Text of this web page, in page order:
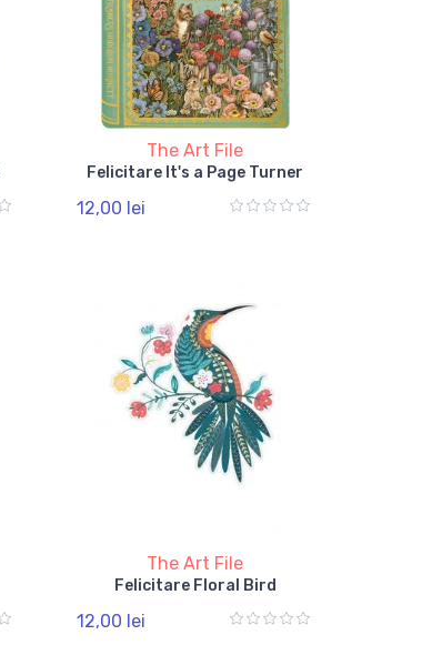
The Art File
Felicitare It's a Page Turner
12,00 lei
The Art File
Felicitare Floral Bird
12,00 lei